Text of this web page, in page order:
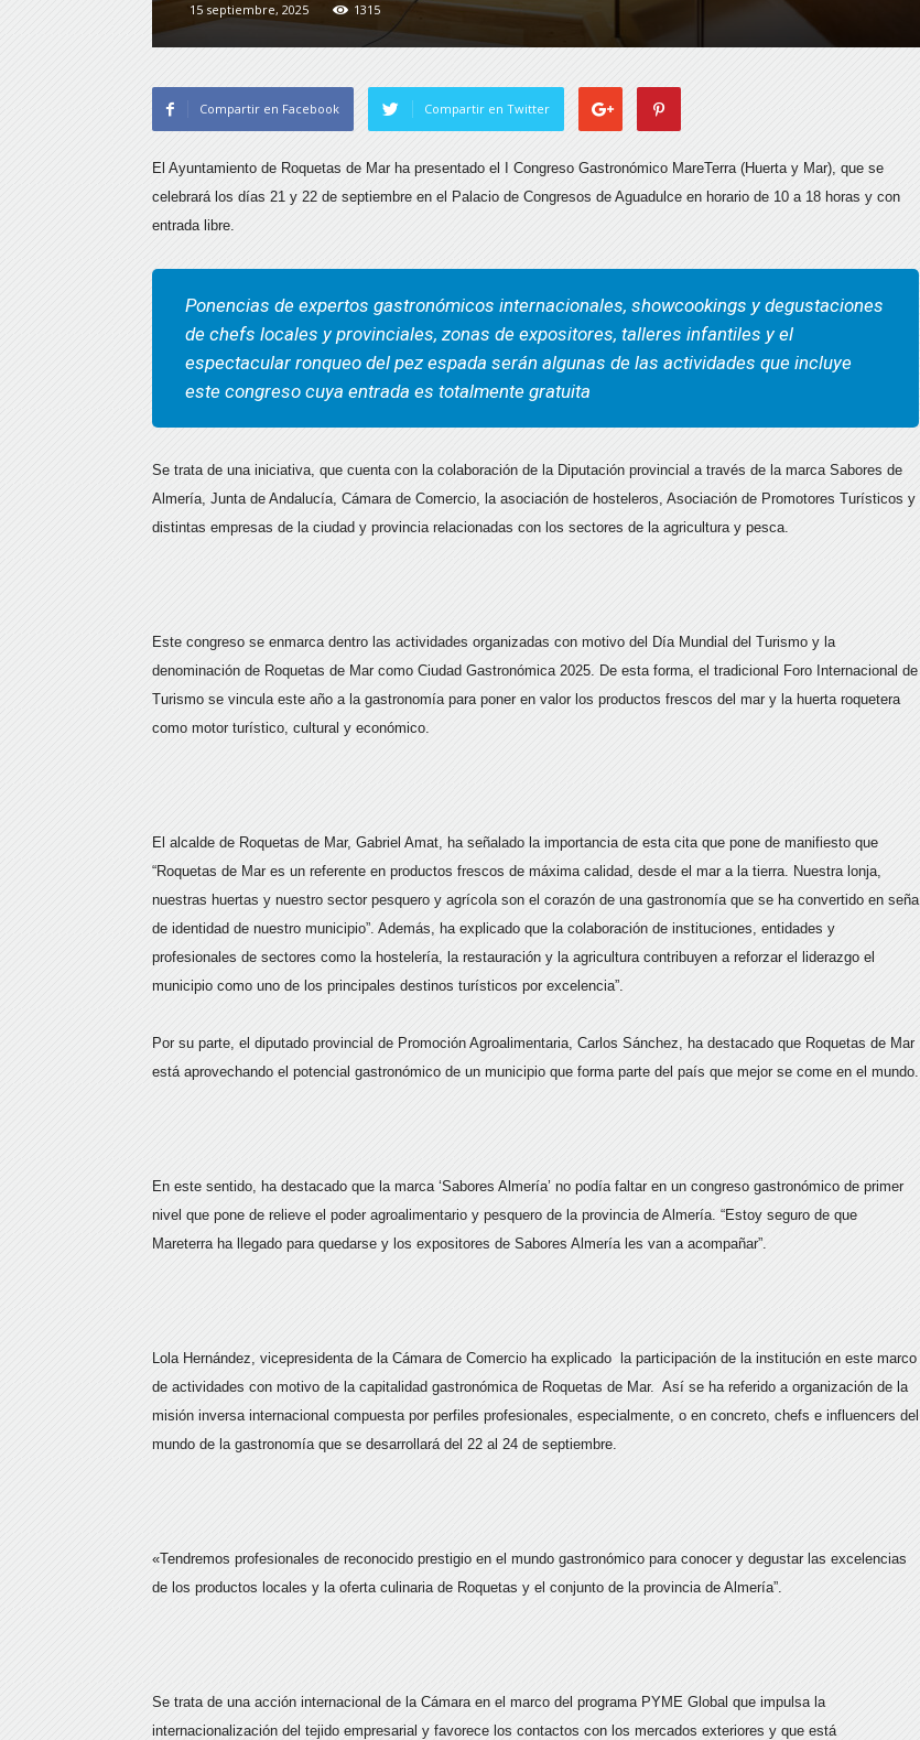
15 septiembre, 2025 1315
Compartir en Facebook Compartir en Twitter
El Ayuntamiento de Roquetas de Mar ha presentado el I Congreso Gastronómico MareTerra (Huerta y Mar), que se
celebrará los días 21 y 22 de septiembre en el Palacio de Congresos de Aguadulce en horario de 10 a 18 horas y con
entrada libre.
Ponencias de expertos gastronómicos internacionales, showcookings y degustaciones
de chefs locales y provinciales, zonas de expositores, talleres infantiles y el
espectacular ronqueo del pez espada serán algunas de las actividades que incluye
este congreso cuya entrada es totalmente gratuita
Se trata de una iniciativa, que cuenta con la colaboración de la Diputación provincial a través de la marca Sabores de
Almería, Junta de Andalucía, Cámara de Comercio, la asociación de hosteleros, Asociación de Promotores Turísticos y
distintas empresas de la ciudad y provincia relacionadas con los sectores de la agricultura y pesca.
Este congreso se enmarca dentro las actividades organizadas con motivo del Día Mundial del Turismo y la
denominación de Roquetas de Mar como Ciudad Gastronómica 2025. De esta forma, el tradicional Foro Internacional de
Turismo se vincula este año a la gastronomía para poner en valor los productos frescos del mar y la huerta roquetera
como motor turístico, cultural y económico.
El alcalde de Roquetas de Mar, Gabriel Amat, ha señalado la importancia de esta cita que pone de manifiesto que
“Roquetas de Mar es un referente en productos frescos de máxima calidad, desde el mar a la tierra. Nuestra lonja,
nuestras huertas y nuestro sector pesquero y agrícola son el corazón de una gastronomía que se ha convertido en seña
de identidad de nuestro municipio”. Además, ha explicado que la colaboración de instituciones, entidades y
profesionales de sectores como la hostelería, la restauración y la agricultura contribuyen a reforzar el liderazgo el
municipio como uno de los principales destinos turísticos por excelencia”.
Por su parte, el diputado provincial de Promoción Agroalimentaria, Carlos Sánchez, ha destacado que Roquetas de Mar
está aprovechando el potencial gastronómico de un municipio que forma parte del país que mejor se come en el mundo.
En este sentido, ha destacado que la marca ‘Sabores Almería’ no podía faltar en un congreso gastronómico de primer
nivel que pone de relieve el poder agroalimentario y pesquero de la provincia de Almería. “Estoy seguro de que
Mareterra ha llegado para quedarse y los expositores de Sabores Almería les van a acompañar”.
Lola Hernández, vicepresidenta de la Cámara de Comercio ha explicado la participación de la institución en este marco
de actividades con motivo de la capitalidad gastronómica de Roquetas de Mar. Así se ha referido a organización de la
misión inversa internacional compuesta por perfiles profesionales, especialmente, o en concreto, chefs e influencers del
mundo de la gastronomía que se desarrollará del 22 al 24 de septiembre.
«Tendremos profesionales de reconocido prestigio en el mundo gastronómico para conocer y degustar las excelencias
de los productos locales y la oferta culinaria de Roquetas y el conjunto de la provincia de Almería”.
Se trata de una acción internacional de la Cámara en el marco del programa PYME Global que impulsa la
internacionalización del tejido empresarial y favorece los contactos con los mercados exteriores y que está